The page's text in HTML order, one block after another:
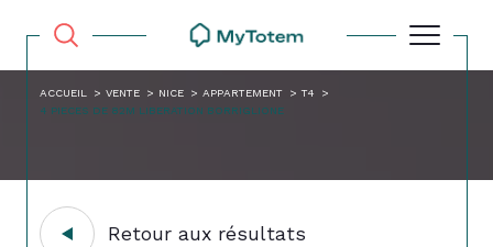
ACCUEIL VENTE NICE APPARTEMENT
T4
4 PIECES DE 82M LIBERATION BORRIGLIONE
Retour aux résultats